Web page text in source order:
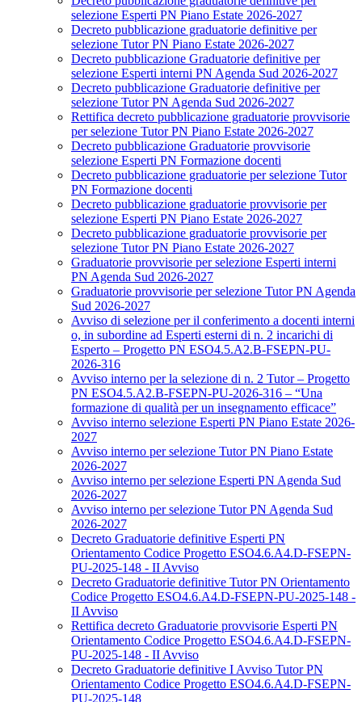
selezione Esperti PN Piano Estate 2026-2027
Decreto pubblicazione graduatorie definitive per
selezione Tutor PN Piano Estate 2026-2027
Decreto pubblicazione Graduatorie definitive per
selezione Esperti interni PN Agenda Sud 2026-2027
Decreto pubblicazione Graduatorie definitive per
selezione Tutor PN Agenda Sud 2026-2027
Rettifica decreto pubblicazione graduatorie provvisorie
per selezione Tutor PN Piano Estate 2026-2027
Decreto pubblicazione Graduatorie provvisorie
selezione Esperti PN Formazione docenti
Decreto pubblicazione graduatorie per selezione Tutor
PN Formazione docenti
Decreto pubblicazione graduatorie provvisorie per
selezione Esperti PN Piano Estate 2026-2027
Decreto pubblicazione graduatorie provvisorie per
selezione Tutor PN Piano Estate 2026-2027
Graduatorie provvisorie per selezione Esperti interni
PN Agenda Sud 2026-2027
Graduatorie provvisorie per selezione Tutor PN Agenda
Sud 2026-2027
Avviso di selezione per il conferimento a docenti interni
o, in subordine ad Esperti esterni di n. 2 incarichi di
Esperto – Progetto PN ESO4.5.A2.B-FSEPN-PU-
2026-316
Avviso interno per la selezione di n. 2 Tutor – Progetto
PN ESO4.5.A2.B-FSEPN-PU-2026-316 – “Una
formazione di qualità per un insegnamento efficace”
Avviso interno selezione Esperti PN Piano Estate 2026-
2027
Avviso interno per selezione Tutor PN Piano Estate
2026-2027
Avviso interno per selezione Esperti PN Agenda Sud
2026-2027
Avviso interno per selezione Tutor PN Agenda Sud
2026-2027
Decreto Graduatorie definitive Esperti PN
Orientamento Codice Progetto ESO4.6.A4.D-FSEPN-
PU-2025-148 - II Avviso
Decreto Graduatorie definitive Tutor PN Orientamento
Codice Progetto ESO4.6.A4.D-FSEPN-PU-2025-148 -
II Avviso
Rettifica decreto Graduatorie provvisorie Esperti PN
Orientamento Codice Progetto ESO4.6.A4.D-FSEPN-
PU-2025-148 - II Avviso
Decreto Graduatorie definitive I Avviso Tutor PN
Orientamento Codice Progetto ESO4.6.A4.D-FSEPN-
PU-2025-148